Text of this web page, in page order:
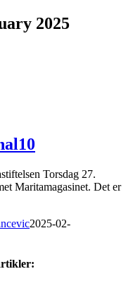
2025
Torsdag 27.
Maritamagasinet. Det er
2025-02-